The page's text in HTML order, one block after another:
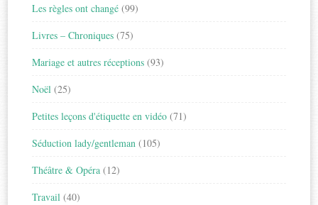
Les règles ont changé (99)
Livres – Chroniques (75)
Mariage et autres réceptions (93)
Noël (25)
Petites leçons d'étiquette en vidéo (71)
Séduction lady/gentleman (105)
Théâtre & Opéra (12)
Travail (40)